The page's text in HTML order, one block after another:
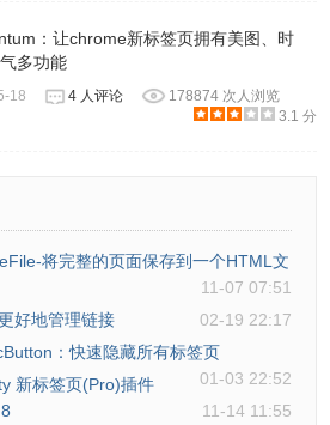
：让chrome新标签页拥有美图、时
多功能
18 4 人评论
178874 次人浏览
3.1 分
将完整的页面保存到一个HTML文
11-07 07:51
好地管理链接
02-19 22:17
：快速隐藏所有标签页
01-03 22:52
新标签页(Pro)插件
11-14 11:55